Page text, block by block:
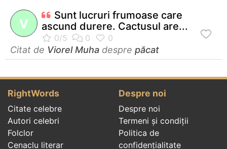
V
Sunt lucruri frumoase care
ascund durere. Cactusul are...
Citat de Viorel Muha despre păcat
RightWords
Citate celebre
Autori celebri
Folclor
Cenaclu literar
Despre noi
Despre noi
Termeni și condiții
Politica de
confidenţialitate